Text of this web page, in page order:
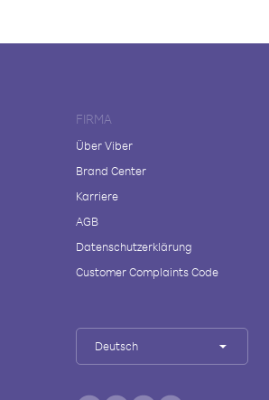
FIRMA
Über Viber
Brand Center
Karriere
AGB
Datenschutzerklärung
Customer Complaints Code
Deutsch